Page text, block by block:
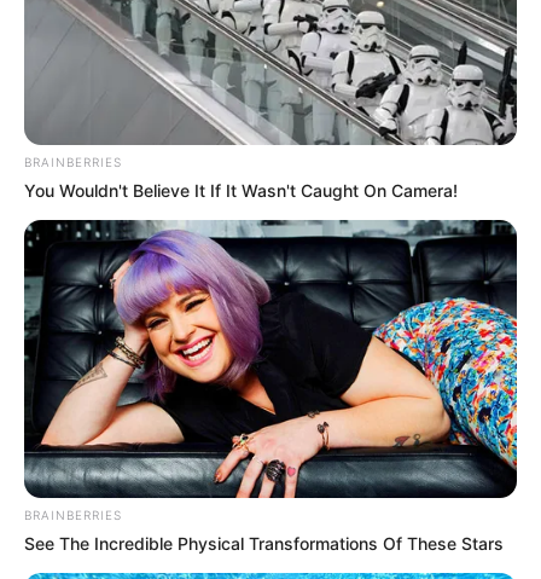
BRAINBERRIES
You Wouldn't Believe It If It Wasn't Caught On Camera!
BRAINBERRIES
See The Incredible Physical Transformations Of These Stars